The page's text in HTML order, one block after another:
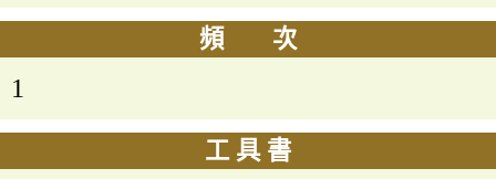
頻 次
1
工 具 書